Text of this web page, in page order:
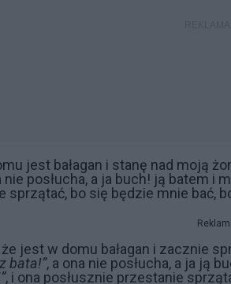
jest bałagan i stanę nad moją
nie posłucha, a ja buch! ją batem i
sprzątać, bo się będzie mnie bać,
jest w domu bałagan i zacznie
bata!”, a ona nie posłucha, a ja ją
, i ona posłusznie przestanie